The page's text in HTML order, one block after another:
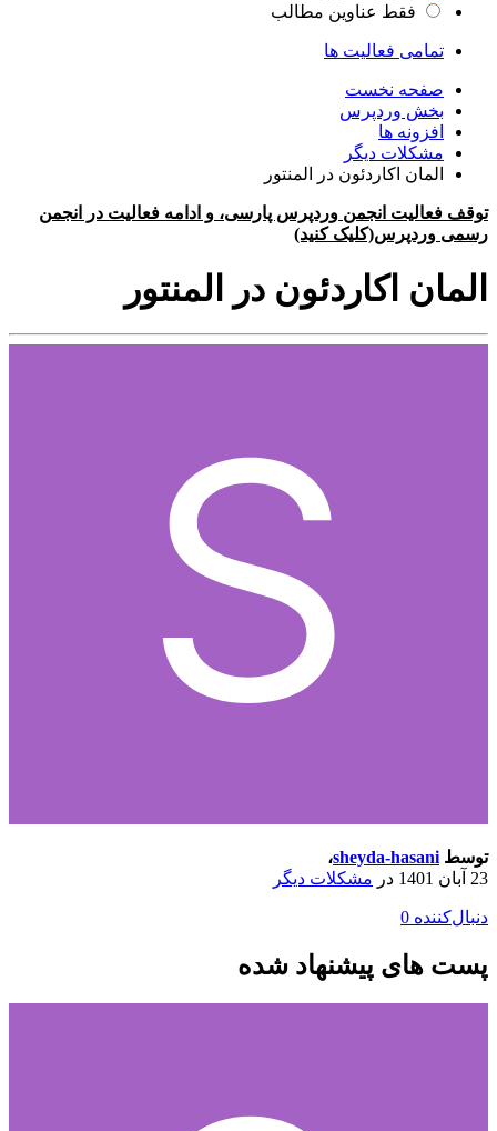
فقط عناوین مطالب
تمامی فعالیت ها
صفحه نخست
بخش وردپرس
افزونه ها
مشکلات دیگر
المان اکاردئون در المنتور
توقف فعالیت انجمن وردپرس پارسی، و ادامه فعالیت در انجمن
رسمی وردپرس(کلیک کنید)
المان اکاردئون در المنتور
توسطsheyda-hasani،
23 آبان 1401
در مشکلات دیگر
دنبال‌کننده 0
پست های پیشنهاد شده